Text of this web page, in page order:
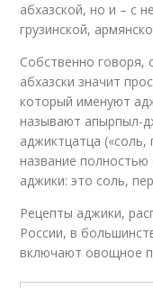
Аджики без
Аджика на
Помидор с
абхазской, но и – с
грузинской,
Собственно говоря,
абхазски значит
который именуют
называют апырпыл-
аджиктцатца
название полностью
аджики: это соль,
Рецепты аджики,
России, в
включают овощное